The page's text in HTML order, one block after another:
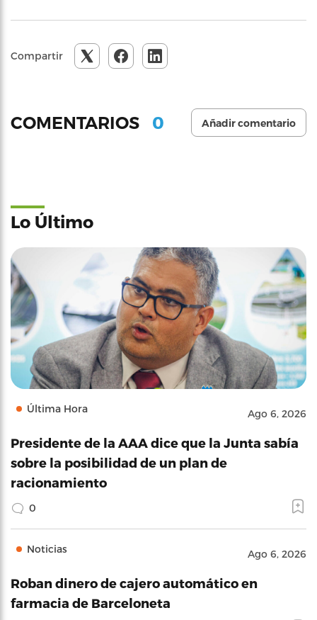
Compartir
COMENTARIOS 0 Añadir comentario
Lo Último
Última Hora Ago 6, 2026
Presidente de la AAA dice que la Junta sabía
sobre la posibilidad de un plan de
racionamiento
0
Noticias Ago 6, 2026
Roban dinero de cajero automático en
farmacia de Barceloneta